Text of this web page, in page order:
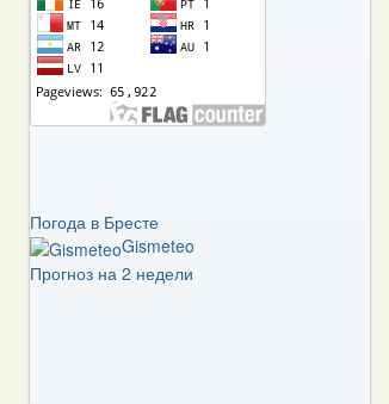
Погода в Бресте
Gismeteo
Прогноз на 2 недели